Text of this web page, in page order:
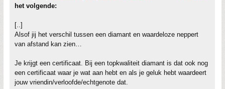
het volgende:
[..]
Alsof jij het verschil tussen een diamant en waardeloze neppert
van afstand kan zien…
Je krijgt een certificaat. Bij een topkwaliteit diamant is dat ook nog
een certificaat waar je wat aan hebt en als je geluk hebt waardeert
jouw vriendin/verloofde/echtgenote dat.